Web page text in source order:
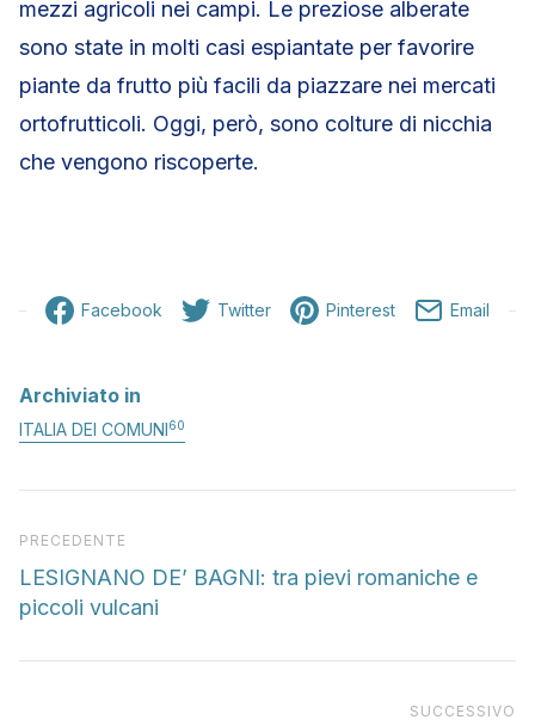
mezzi agricoli nei campi. Le preziose alberate
sono state in molti casi espiantate per favorire
piante da frutto più facili da piazzare nei mercati
ortofrutticoli. Oggi, però, sono colture di nicchia
che vengono riscoperte.
Facebook Twitter Pinterest Email
Archiviato in
ITALIA DEI COMUNI60
Articolo precedente
PRECEDENTE
LESIGNANO DE’ BAGNI: tra pievi romaniche e
piccoli vulcani
SUCCESSIVO